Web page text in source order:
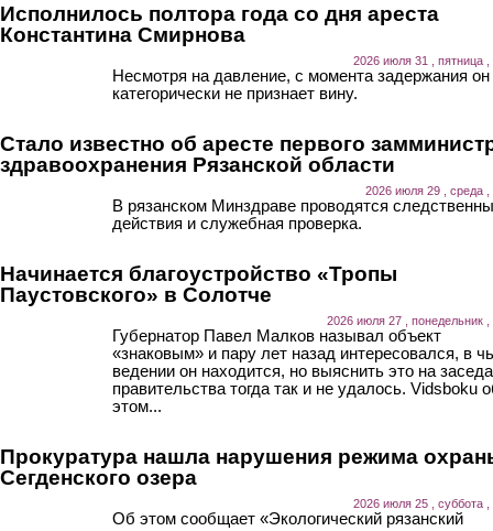
Исполнилось полтора года со дня ареста
Константина Смирнова
2026 июля 31 , пятница ,
Несмотря на давление, с момента задержания он
категорически не признает вину.
Стало известно об аресте первого
здравоохранения Рязанской области
2026 июля 29 , среда ,
В рязанском Минздраве проводятся
действия и служебная проверка.
Начинается благоустройство «Тропы
Паустовского» в Солотче
2026 июля 27 , понедельник ,
Губернатор Павел Малков называл объект
«знаковым» и пару лет назад интересовался, в
ведении он находится, но выяснить это на
правительства тогда так и не удалось. Vidsboku
этом...
Прокуратура нашла нарушения режима
Сегденского озера
2026 июля 25 , суббота ,
Об этом сообщает «Экологический рязанский